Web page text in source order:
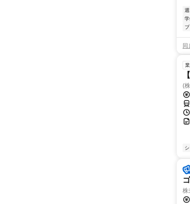
同
(
株